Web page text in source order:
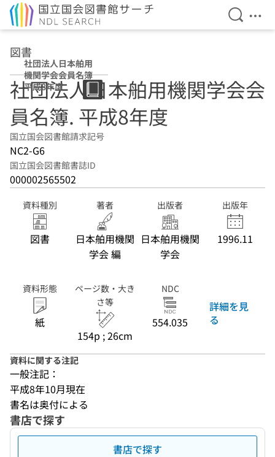
検索を
メ
図書
社団法人日本舶用
機関学会会員名簿
平成8年度
社団法人日本舶用機関学会会
員名簿. 平成8年度
国立国会図書館請求記号
NC2-G6
国立国会図書館書誌ID
000002565502
資料種別
図書
著者
日本舶用機関
学会 編
出版者
日本舶用機関
学会
出版年
1996.11
資料形態
紙
ページ数・大き
さ等
154p ; 26cm
NDC
554.035
詳細を見
る
資料に関する注記
一般注記：
平成8年10月現在
書名は奥付による
書店で探す
書店で探す